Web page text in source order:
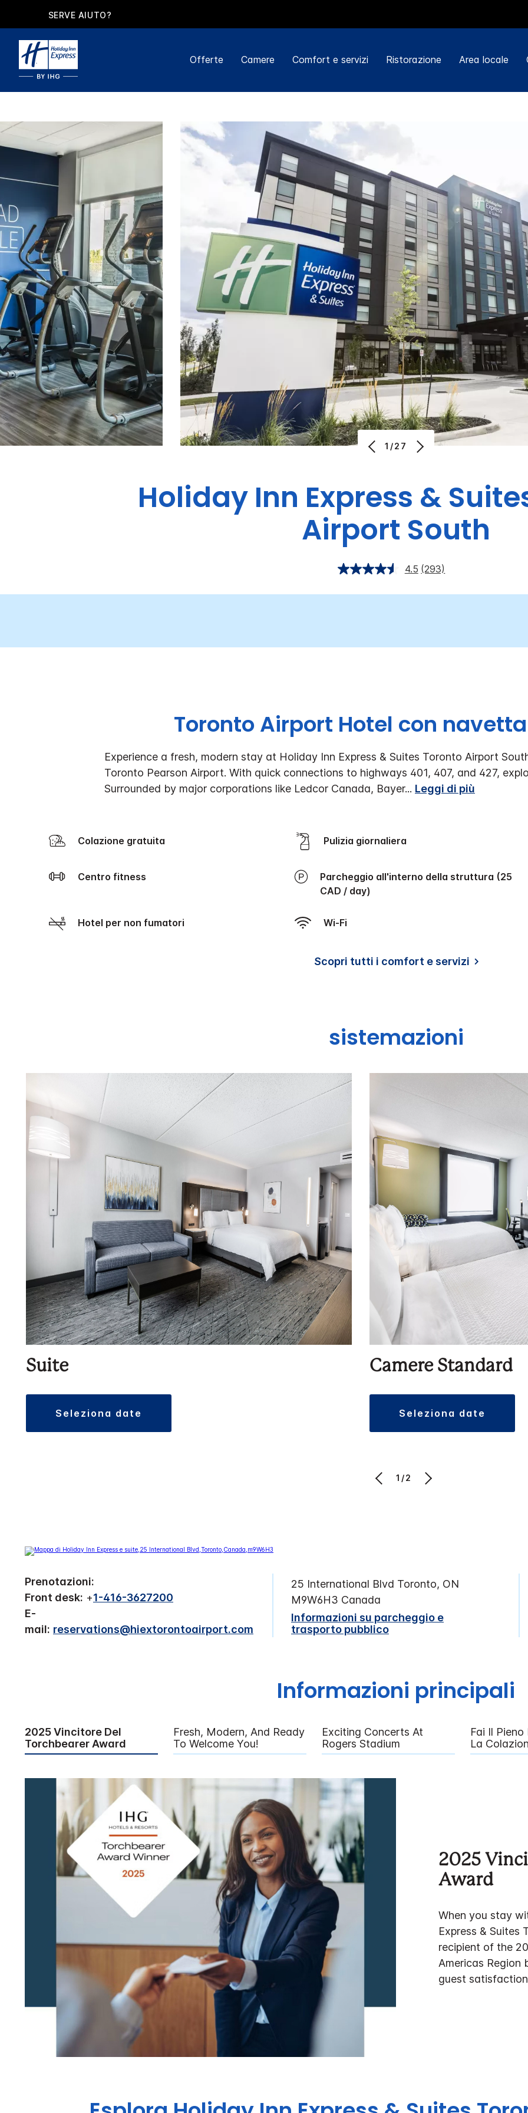
SERVE AIUTO?
Offerte Camere Comfort e servizi Ristorazione Area locale
1/27
Holiday Inn Express &
Airport South
4.5 (293)
Toronto Airport Hotel con
Experience a fresh, modern stay at Holiday Inn Express & Suites Toronto Airport
Toronto Pearson Airport. With quick connections to highways 401, 407, and 427,
Surrounded by major corporations like Ledcor Canada, Bayer... Leggi di più
Colazione gratuita Pulizia giornaliera
Centro fitness
Parcheggio all'interno della struttura (25
CAD / day)
Hotel per non fumatori Wi-Fi
Scopri tutti i comfort e servizi
sistemazioni
Suite
seleziona date
Camere Standard
seleziona date
1/2
Prenotazioni:
Front desk: +1-416-3627200
E-
mail: reservations@hiextorontoairport.com
25 International Blvd Toronto, ON
M9W6H3 Canada
Informazioni su parcheggio e
trasporto pubblico
Informazioni principali
2025 Vincitore Del
Torchbearer Award
Fresh, Modern, And Ready
To Welcome You!
Exciting Concerts At
Rogers Stadium
Fai Il Pieno
La
2025
Award
When you stay
Express & Suites
recipient of the
Americas Region
guest